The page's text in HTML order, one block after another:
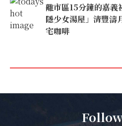
離市區15分鐘的嘉義
隱少女湯屋」清豐濤
宅咖啡